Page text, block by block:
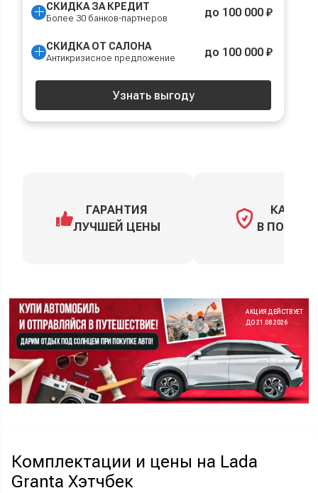
СКИДКА ЗА КРЕДИТ
Более 30 банков-партнеров до 100 000 ₽
СКИДКА ОТ САЛОНА
Антикризисное предложение до 100 000 ₽
Узнать выгоду
ГАРАНТИЯ
ЛУЧШЕЙ ЦЕНЫ
КАСКО
В
АКЦИЯ ДЕЙСТВУЕТ
ДО 21.08.2026
Комплектации и цены на Lada
Granta Хэтчбек